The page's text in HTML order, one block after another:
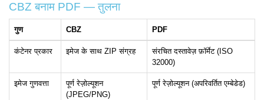
CBZ बनाम PDF — तुलना
गुण CBZ PDF
कंटेनर प्रकार इमेज के साथ ZIP संग्रह
संरचित दस्तावेज़ फ़ॉर्मेट (ISO
32000)
इमेज गुणवत्ता
पूर्ण रेज़ोल्यूशन
(JPEG/PNG)
पूर्ण रेज़ोल्यूशन (अपरिवर्तित एम्बेडेड)